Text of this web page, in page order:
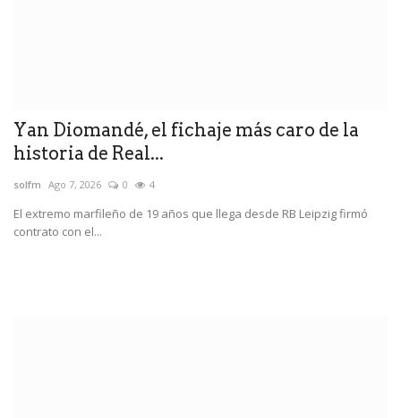
Yan Diomandé, el fichaje más caro de la
historia de Real...
solfm Ago 7, 2026 0 4
El extremo marfileño de 19 años que llega desde RB Leipzig firmó
contrato con el...